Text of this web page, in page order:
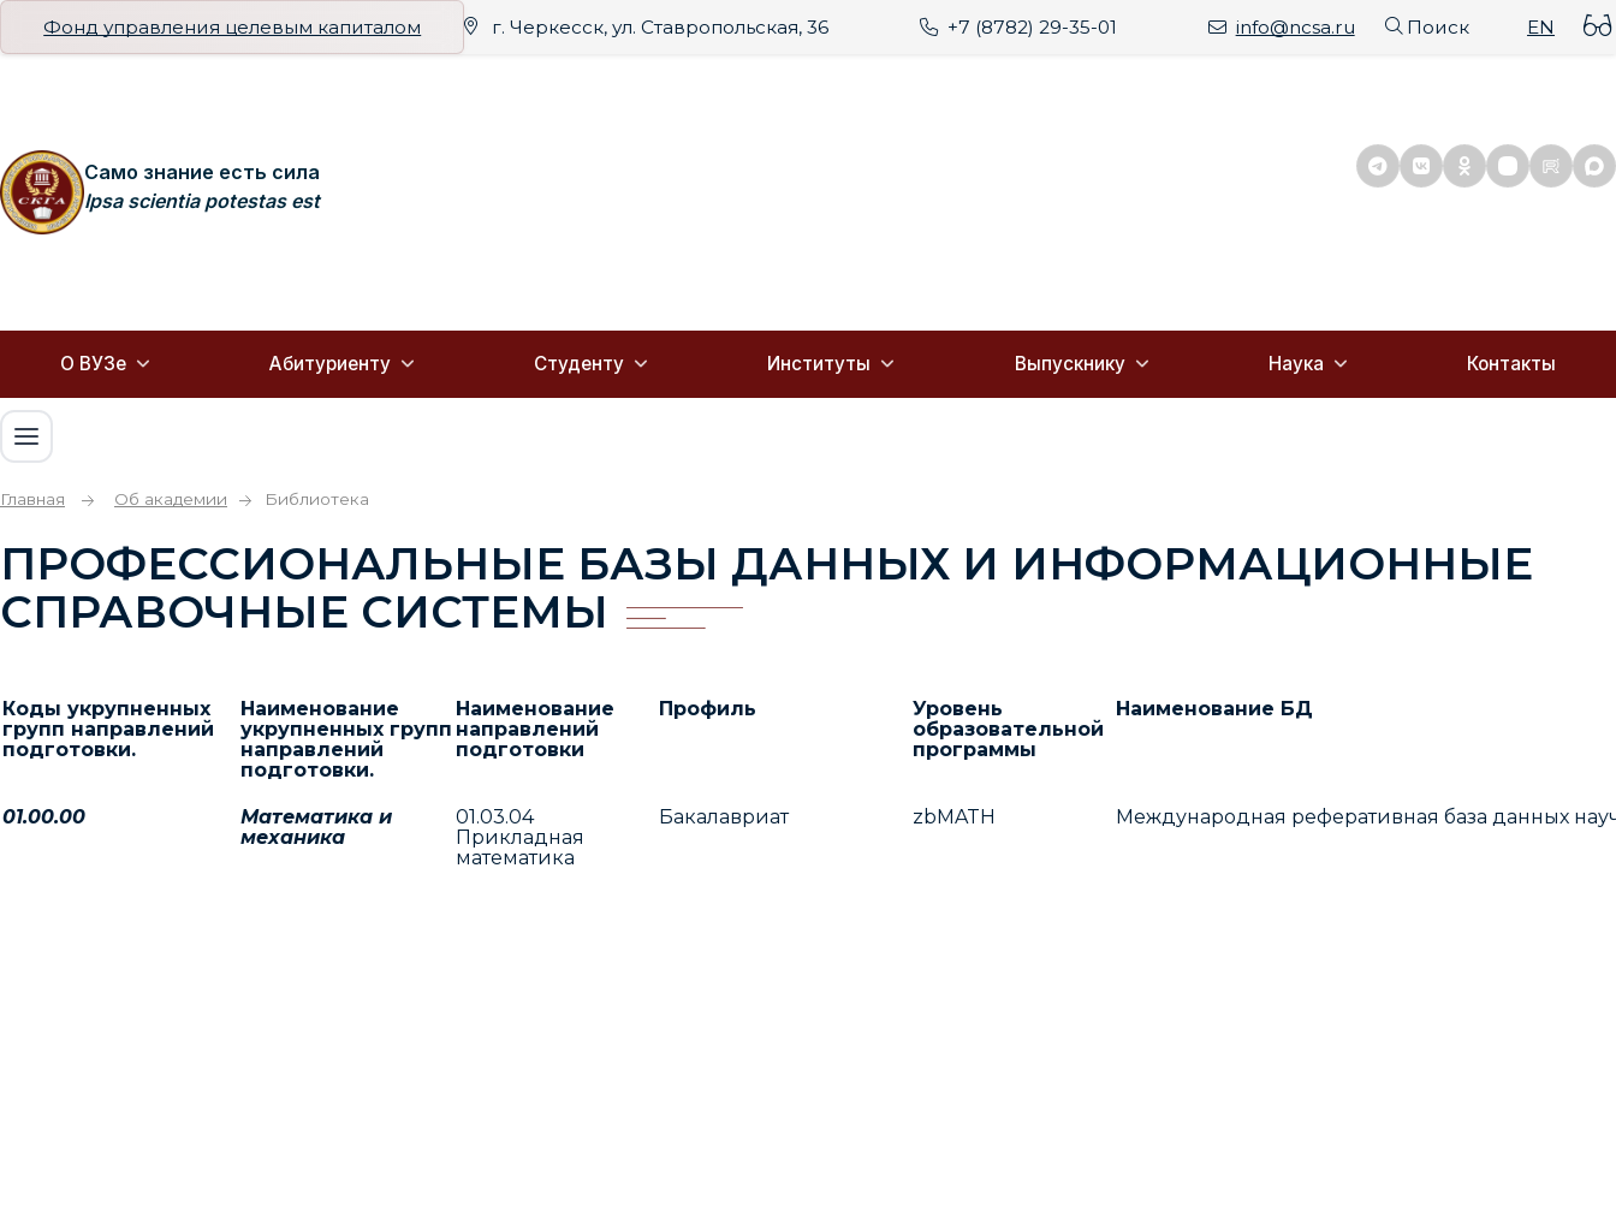
Фонд управления целевым капиталом г. Черкесск, ул. Ставропольская, 36 +7 (8782) 29-35-01 info@ncsa.ru Поиск EN
Само знание есть сила
Ipsa scientia potestas est
О ВУЗе Абитуриенту Студенту Институты Выпускнику Наука Контакты
Главная Об академии Библиотека
ПРОФЕССИОНАЛЬНЫЕ БАЗЫ ДАННЫХ И ИНФОРМАЦИОННЫЕ
СПРАВОЧНЫЕ СИСТЕМЫ
Коды укрупненных
групп направлений
подготовки.
Наименование
укрупненных групп
направлений
подготовки.
Наименование
направлений
подготовки
Профиль
Уровень
образовательной
программы
Наименование БД
01.00.00
Математика и
механика
01.03.04
Прикладная
математика
Бакалавриат zbMATH Международная реферативная база данных